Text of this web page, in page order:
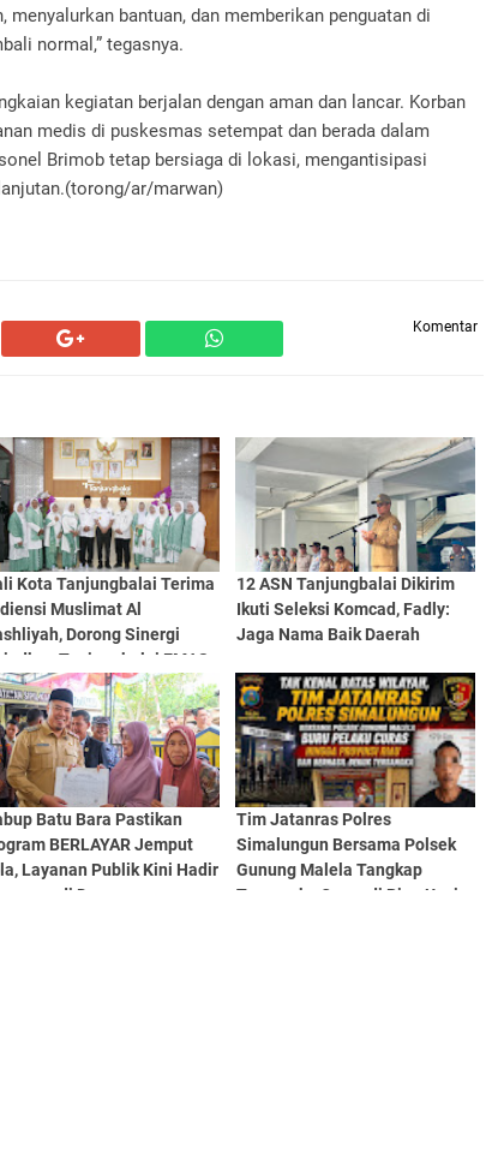
menyalurkan bantuan, dan memberikan penguatan di
normal,” tegasnya.
kegiatan berjalan dengan aman dan lancar. Korban
medis di puskesmas setempat dan berada dalam
Brimob tetap bersiaga di lokasi, mengantisipasi
ar/marwan)
Komentar
Kota Tanjungbalai Terima
Muslimat Al
Dorong Sinergi
Tanjungbalai EMAS
12 ASN Tanjungbalai Dikirim
Ikuti Seleksi Komcad, Fadly:
Jaga Nama Baik Daerah
Batu Bara Pastikan
BERLAYAR Jemput
Layanan Publik Kini Hadir
di Desa
Tim Jatanras Polres
Simalungun Bersama Polsek
Gunung Malela Tangkap
Tersangka Curas di Riau Usai